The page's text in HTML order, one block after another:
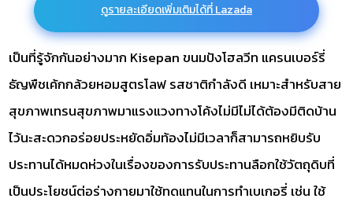
ดูรายละเอียดเพิ่มเติมได้ที่ Lazada
เป็นที่รู้จักกันอย่างมาก Kisepan ขนมปังโฮลวีท แครนเบอร์รี่
ธัญพืชเค้กกล้วยหอมสูตรโลฟ รสชาติกำลังดี เหมาะสำหรับสาย
สุขภาพเทรนสุขภาพมาแรงแวงทางโค้งไม่มีไม่ได้ต้องมีติดบ้าน
ไว้นะสะดวกอร่อยประหยัดอิ่มท้องไม่มีเวลาก็สามารถหยิบรับ
ประทานได้หมดห่วงในเรื่องของการรับประทานลือกใช้วัตถุดิบที่
เป็นประโยชน์ต่อร่างกายมาใช้ทดแทนในการทำเบเกอรี่ เช่น ใช้